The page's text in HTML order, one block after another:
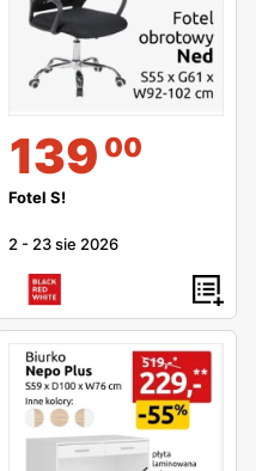
139 00
Fotel S!
2 - 23 sie 2026